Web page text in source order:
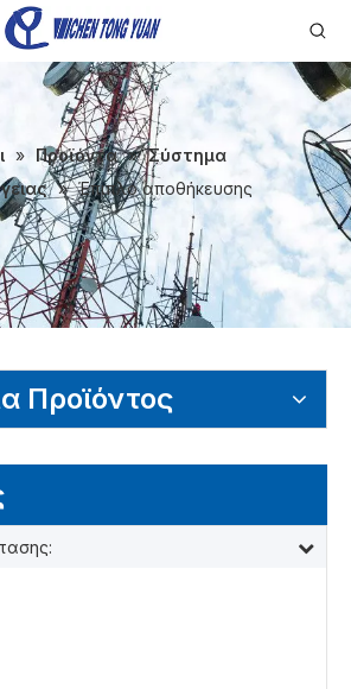
» Προϊόντα » Σύστημα
» Έπιπλο αποθήκευσης
Προϊόντος